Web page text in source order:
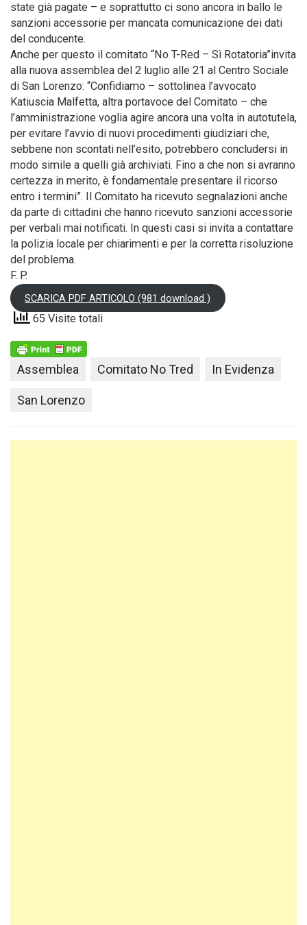
state già pagate – e soprattutto ci sono ancora in ballo le
sanzioni accessorie per mancata comunicazione dei dati
del conducente.
Anche per questo il comitato “No T-Red – Sì Rotatoria”invita
alla nuova assemblea del 2 luglio alle 21 al Centro Sociale
di San Lorenzo: “Confidiamo – sottolinea l’avvocato
Katiuscia Malfetta, altra portavoce del Comitato – che
l’amministrazione voglia agire ancora una volta in autotutela,
per evitare l’avvio di nuovi procedimenti giudiziari che,
sebbene non scontati nell’esito, potrebbero concludersi in
modo simile a quelli già archiviati. Fino a che non si avranno
certezza in merito, è fondamentale presentare il ricorso
entro i termini”. Il Comitato ha ricevuto segnalazioni anche
da parte di cittadini che hanno ricevuto sanzioni accessorie
per verbali mai notificati. In questi casi si invita a contattare
la polizia locale per chiarimenti e per la corretta risoluzione
del problema.
F. P.
SCARICA PDF ARTICOLO (981 download )
65 Visite totali
Assemblea Comitato No Tred In Evidenza
San Lorenzo